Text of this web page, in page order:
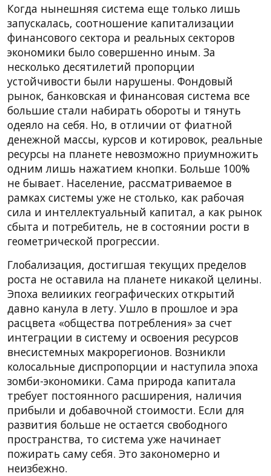
Когда нынешняя система еще только лишь
запускалась, соотношение капитализации
финансового сектора и реальных секторов
экономики было совершенно иным. За
несколько десятилетий пропорции
устойчивости были нарушены. Фондовый
рынок, банковская и финансовая система все
большие стали набирать обороты и тянуть
одеяло на себя. Но, в отличии от фиатной
денежной массы, курсов и котировок, реальные
ресурсы на планете невозможно приумножить
одним лишь нажатием кнопки. Больше 100%
не бывает. Население, рассматриваемое в
рамках системы уже не столько, как рабочая
сила и интеллектуальный капитал, а как рынок
сбыта и потребитель, не в состоянии рости в
геометрической прогрессии.
Глобализация, достигшая текущих пределов
роста не оставила на планете никакой целины.
Эпоха велииких географических открытий
давно канула в лету. Ушло в прошлое и эра
расцвета «общества потребления» за счет
интеграции в систему и освоения ресурсов
внесистемных макрорегионов. Возникли
колосальные диспропорции и наступила эпоха
зомби-экономики. Сама природа капитала
требует постоянного расширения, наличия
прибыли и добавочной стоимости. Если для
развития больше не остается свободного
пространства, то система уже начинает
пожирать саму себя. Это закономерно и
неизбежно.